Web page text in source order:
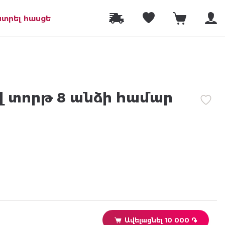
հասցե
տորթ 8 անձի համար
Ավելացնել 10 000 ֏